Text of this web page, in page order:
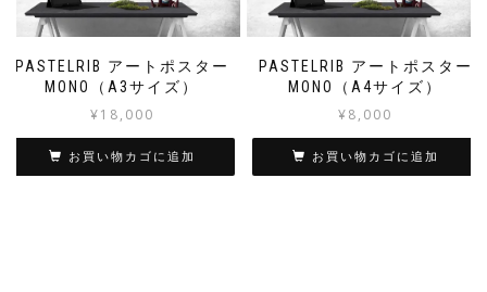
PASTELRIB アートポスター
MONO（A3サイズ）
¥18,000
お買い物カゴに追加
PASTELRIB アートポスター
MONO（A4サイズ）
¥8,000
お買い物カゴに追加